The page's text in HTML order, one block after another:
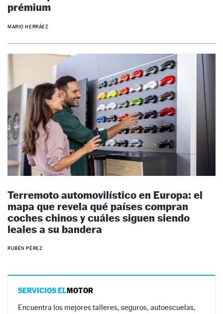
prémium
MARIO HERRÁEZ
Terremoto automovilístico en Europa: el
mapa que revela qué países compran
coches chinos y cuáles siguen siendo
leales a su bandera
RUBÉN PÉREZ
SERVICIOS ELMOTOR
Encuentra los mejores talleres, seguros, autoescuelas,